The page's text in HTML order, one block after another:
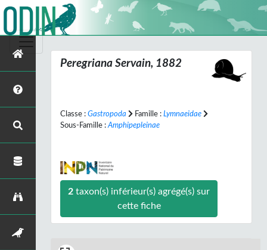
Peregriana Servain, 1882
Classe : Gastropoda Famille : Lymnaeidae
Sous-Famille : Amphipepleinae
2taxon(s) inférieur(s) agrégé(s) sur
cette fiche